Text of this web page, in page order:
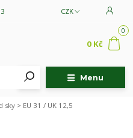
Menu
CZK
0
0 Kč
> EU 31 / UK 12,5